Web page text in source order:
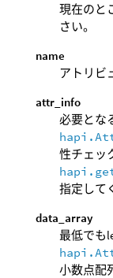
現在のと
さい。
name
アトリビ
attr_info
必要とな
性チェッ
指定して
data_array
最低でも
小数点配